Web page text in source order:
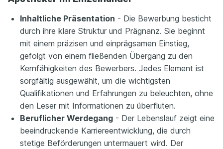
Inhaltliche Präsentation - Die Bewerbung besticht
durch ihre klare Struktur und Prägnanz. Sie beginnt
mit einem präzisen und einprägsamen Einstieg,
gefolgt von einem fließenden Übergang zu den
Kernfähigkeiten des Bewerbers. Jedes Element ist
sorgfältig ausgewählt, um die wichtigsten
Qualifikationen und Erfahrungen zu beleuchten, ohne
den Leser mit Informationen zu überfluten.
Beruflicher Werdegang - Der Lebenslauf zeigt eine
beeindruckende Karriereentwicklung, die durch
stetige Beförderungen untermauert wird. Der